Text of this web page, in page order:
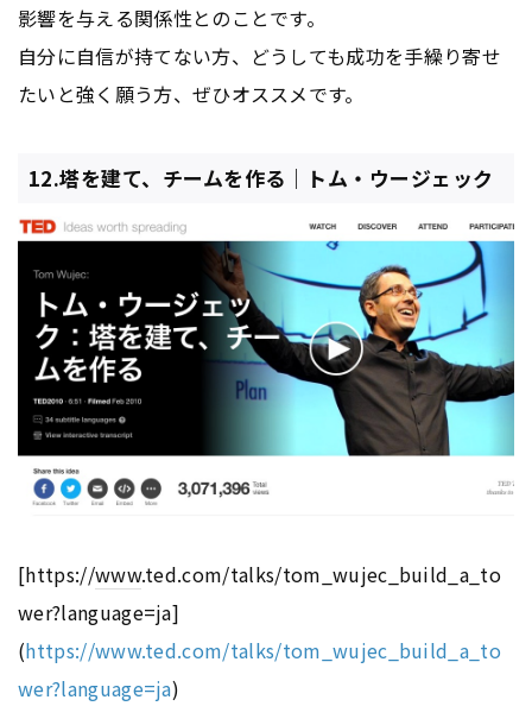
影響を与える関係性とのことです。
自分に自信が持てない方、どうしても成功を手繰り寄せ
たいと強く願う方、ぜひオススメです。
12.塔を建て、チームを作る｜トム・ウージェック
[https://www.ted.com/talks/tom_wujec_build_a_to
wer?language=ja]
(https://www.ted.com/talks/tom_wujec_build_a_to
wer?language=ja)